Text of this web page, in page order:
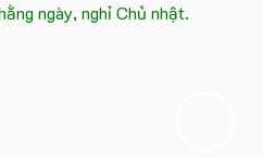
ngày, nghỉ Chủ nhật.